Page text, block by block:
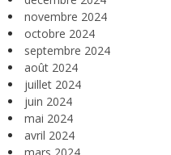
novembre 2024
octobre 2024
septembre 2024
août 2024
juillet 2024
juin 2024
mai 2024
avril 2024